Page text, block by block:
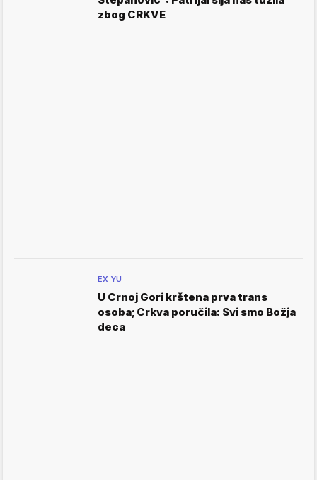
zbog CRKVE
EX YU
U Crnoj Gori krštena prva trans
osoba; Crkva poručila: Svi smo Božja
deca